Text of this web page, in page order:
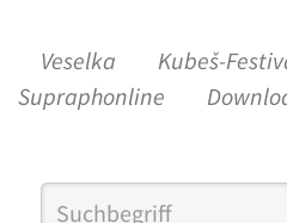
Veselka
Kubeš-
Supraphonline